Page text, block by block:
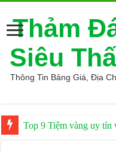
Thảm
Siêu
Thông Tin Bảng Giá, Địa
Top 9 Tiệm vàng uy tín
Giá thảm đá hàn quốc